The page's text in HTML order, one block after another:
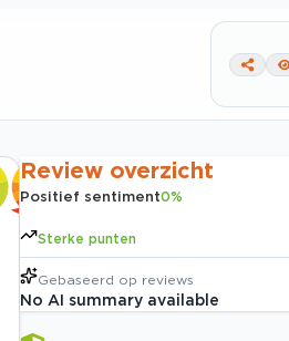
Review overzicht
Positief sentiment0%
Sterke punten
Gebaseerd op reviews
No AI summary available